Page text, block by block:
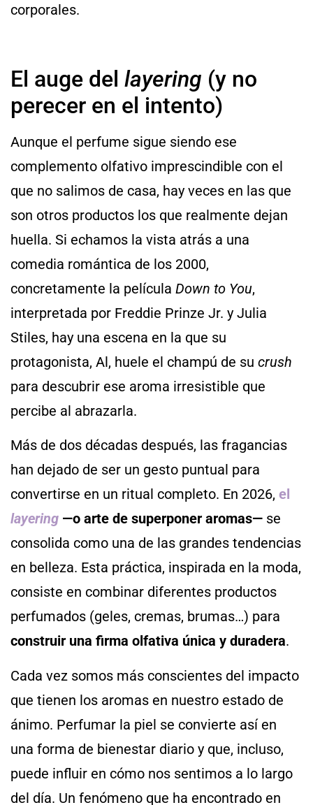
corporales.
El auge del layering (y no
perecer en el intento)
Aunque el perfume sigue siendo ese
complemento olfativo imprescindible con el
que no salimos de casa, hay veces en las que
son otros productos los que realmente dejan
huella. Si echamos la vista atrás a una
comedia romántica de los 2000,
concretamente la película Down to You,
interpretada por Freddie Prinze Jr. y Julia
Stiles, hay una escena en la que su
protagonista, Al, huele el champú de su crush
para descubrir ese aroma irresistible que
percibe al abrazarla.
Más de dos décadas después, las fragancias
han dejado de ser un gesto puntual para
convertirse en un ritual completo. En 2026, el
layering —o arte de superponer aromas— se
consolida como una de las grandes tendencias
en belleza. Esta práctica, inspirada en la moda,
consiste en combinar diferentes productos
perfumados (geles, cremas, brumas…) para
construir una firma olfativa única y duradera.
Cada vez somos más conscientes del impacto
que tienen los aromas en nuestro estado de
ánimo. Perfumar la piel se convierte así en
una forma de bienestar diario y que, incluso,
puede influir en cómo nos sentimos a lo largo
del día. Un fenómeno que ha encontrado en